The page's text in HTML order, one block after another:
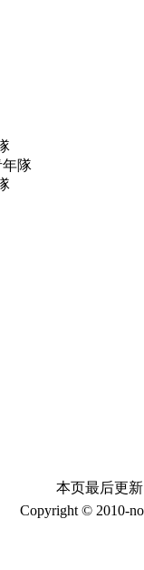
年隊
本页最后更新
Copyright © 2010-